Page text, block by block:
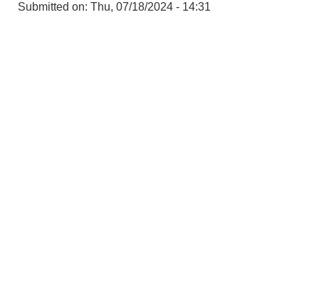
Submitted on: Thu, 07/18/2024 - 14:31